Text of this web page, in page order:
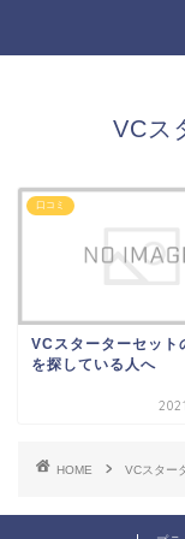
VCス
口コミ
VCスターターセット
を探している人へ
HOME VCスター